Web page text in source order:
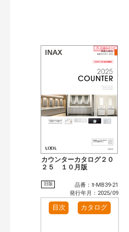
カウンターカタログ２０
２５ １０月版
旧版
品番：ﾖ-MB39-21
発行年月：2025/09
目次 カタログ